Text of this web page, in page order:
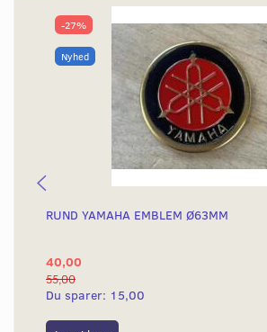
-27%
Nyhed
RUND YAMAHA EMBLEM Ø63MM
40,00
55,00
Du sparer: 15,00